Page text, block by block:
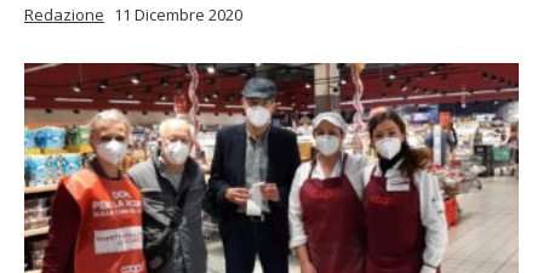
Redazione 11 Dicembre 2020